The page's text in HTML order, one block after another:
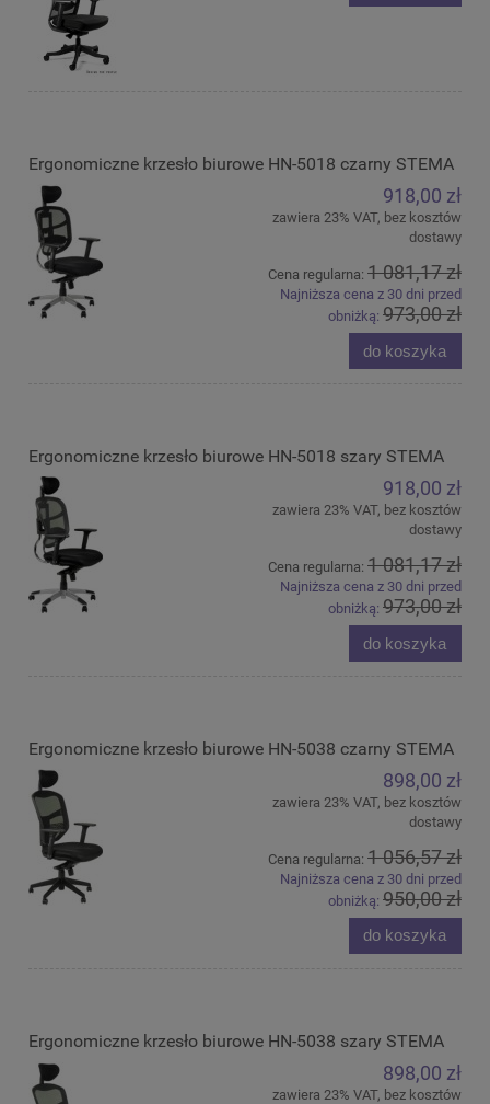
Ergonomiczne krzesło biurowe HN-5018 czarny STEMA
918,00 zł
zawiera 23% VAT, bez kosztów
dostawy
Cena regularna: 1 081,17 zł
Najniższa cena z 30 dni przed
obniżką: 973,00 zł
do koszyka
Ergonomiczne krzesło biurowe HN-5018 szary STEMA
918,00 zł
zawiera 23% VAT, bez kosztów
dostawy
Cena regularna: 1 081,17 zł
Najniższa cena z 30 dni przed
obniżką: 973,00 zł
do koszyka
Ergonomiczne krzesło biurowe HN-5038 czarny STEMA
898,00 zł
zawiera 23% VAT, bez kosztów
dostawy
Cena regularna: 1 056,57 zł
Najniższa cena z 30 dni przed
obniżką: 950,00 zł
do koszyka
Ergonomiczne krzesło biurowe HN-5038 szary STEMA
898,00 zł
zawiera 23% VAT, bez kosztów